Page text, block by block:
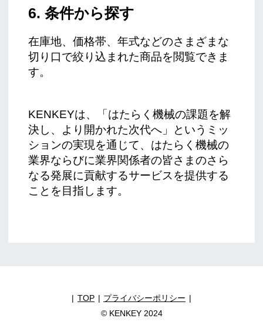
6. 条件から探す
在庫地、価格帯、年式などのさまざまな
切り口で絞り込まれた商品を閲覧できま
す。
KENKEYは、「はたらく機械の課題を解
決し、より開かれた次代へ」というミッ
ションの実現を通じて、はたらく機械の
業界ならびに業界関係者の皆さまのさら
なる発展に貢献するサービスを提供する
ことを目指します。
© KENKEY 2024
TOP プライバシーポリシー